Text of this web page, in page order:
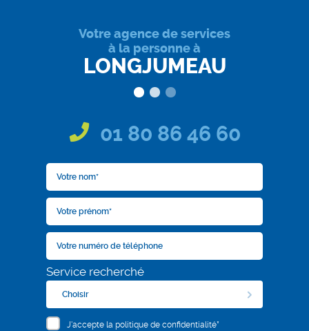
Votre agence de services
à la personne à
LONGJUMEAU
01 80 86 46 60
Service recherché
Choisir
J'accepte la politique de confidentialité*